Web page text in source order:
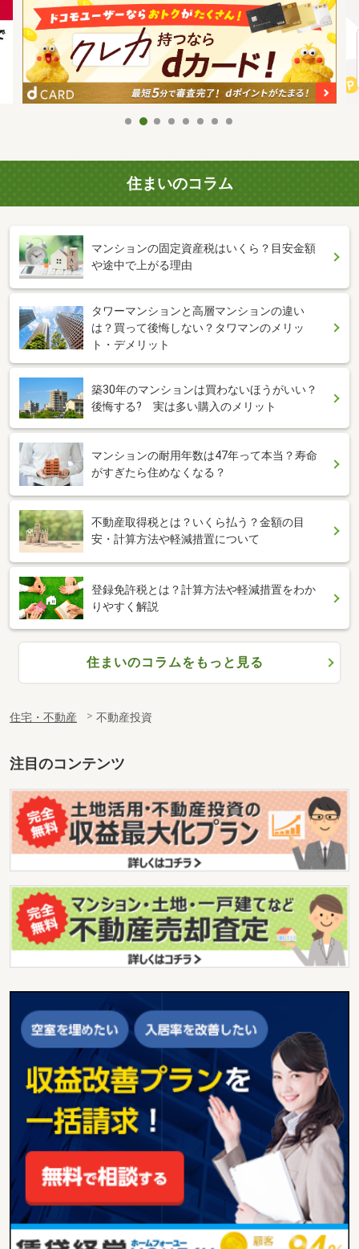
住まいのコラム
マンションの固定資産税はいくら？目安金額
や途中で上がる理由
タワーマンションと高層マンションの違い
は？買って後悔しない？タワマンのメリッ
ト・デメリット
築30年のマンションは買わないほうがいい？
後悔する? 実は多い購入のメリット
マンションの耐用年数は47年って本当？寿命
がすぎたら住めなくなる？
不動産取得税とは？いくら払う？金額の目
安・計算方法や軽減措置について
登録免許税とは？計算方法や軽減措置をわか
りやすく解説
住まいのコラムをもっと見る
住宅・不動産 不動産投資
注目のコンテンツ